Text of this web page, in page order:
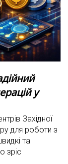
у
Західної
для роботи з
та
зріс